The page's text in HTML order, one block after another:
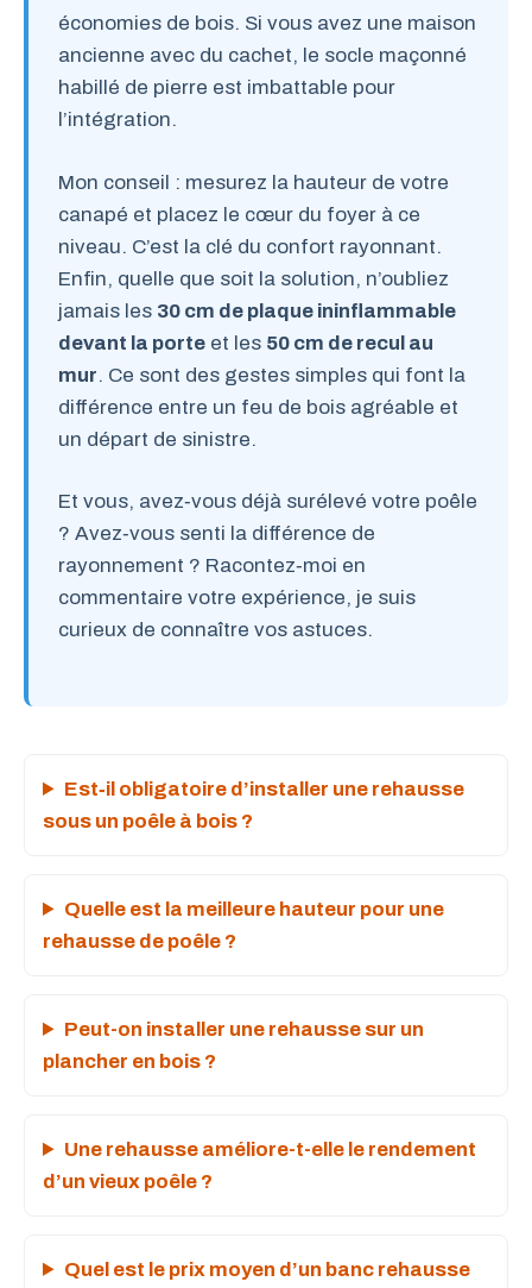
économies de bois. Si vous avez une maison
ancienne avec du cachet, le socle maçonné
habillé de pierre est imbattable pour
l’intégration.
Mon conseil : mesurez la hauteur de votre
canapé et placez le cœur du foyer à ce
niveau. C’est la clé du confort rayonnant.
Enfin, quelle que soit la solution, n’oubliez
jamais les 30 cm de plaque ininflammable
devant la porte et les 50 cm de recul au
mur. Ce sont des gestes simples qui font la
différence entre un feu de bois agréable et
un départ de sinistre.
Et vous, avez‑vous déjà surélevé votre poêle
? Avez‑vous senti la différence de
rayonnement ? Racontez‑moi en
commentaire votre expérience, je suis
curieux de connaître vos astuces.
Est‑il obligatoire d’installer une rehausse
sous un poêle à bois ?
Quelle est la meilleure hauteur pour une
rehausse de poêle ?
Peut-on installer une rehausse sur un
plancher en bois ?
Une rehausse améliore-t-elle le rendement
d’un vieux poêle ?
Quel est le prix moyen d’un banc rehausse